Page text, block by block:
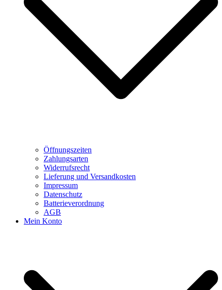
Öffnungszeiten
Zahlungsarten
Widerrufsrecht
Lieferung und Versandkosten
Impressum
Datenschutz
Batterieverordnung
AGB
Mein Konto